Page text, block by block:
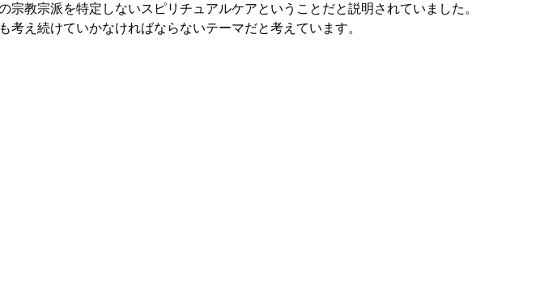
教宗派を特定しないスピリチュアルケアということだと説明されていました。
え続けていかなければならないテーマだと考えています。